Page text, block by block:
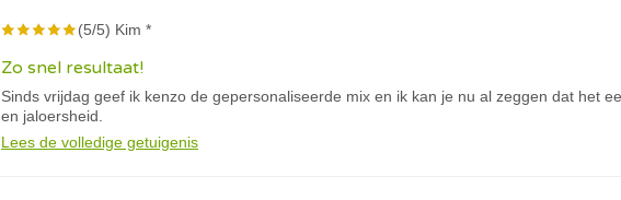
(5/5) Kim *
Zo snel resultaat!
Sinds vrijdag geef ik kenzo de gepersonaliseerde mix en ik kan je nu al zeggen dat het
en jaloersheid.
Lees de volledige getuigenis